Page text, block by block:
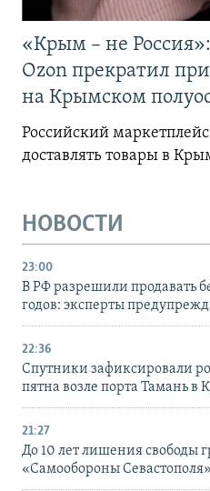
«Крым – не
Ozon прекратил
на Крымском
Российский
доставлять товары в
НОВОСТИ
23:00
В РФ разрешили продавать
годов: эксперты
22:36
Спутники зафиксировали
пятна возле порта Тамань в
21:27
До 10 лет лишения свободы
«Самообороны